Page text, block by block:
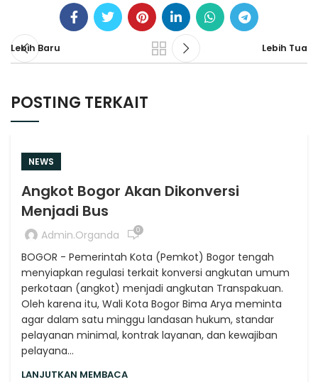
Lebih Baru Lebih Tua
POSTING TERKAIT
NEWS
Angkot Bogor Akan Dikonversi
Menjadi Bus
Admin.organda 0
BOGOR - Pemerintah Kota (Pemkot) Bogor tengah
menyiapkan regulasi terkait konversi angkutan umum
perkotaan (angkot) menjadi angkutan Transpakuan.
Oleh karena itu, Wali Kota Bogor Bima Arya meminta
agar dalam satu minggu landasan hukum, standar
pelayanan minimal, kontrak layanan, dan kewajiban
pelayana...
LANJUTKAN MEMBACA